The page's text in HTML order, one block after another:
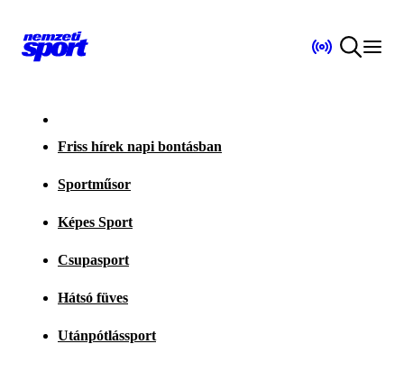
Friss hírek napi bontásban
Sportműsor
Képes Sport
Csupasport
Hátsó füves
Utánpótlássport